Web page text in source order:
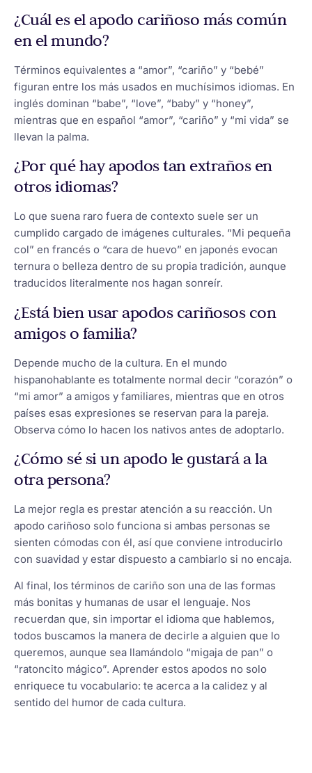
¿Cuál es el apodo cariñoso más común
en el mundo?
Términos equivalentes a “amor”, “cariño” y “bebé”
figuran entre los más usados en muchísimos idiomas. En
inglés dominan “babe”, “love”, “baby” y “honey”,
mientras que en español “amor”, “cariño” y “mi vida” se
llevan la palma.
¿Por qué hay apodos tan extraños en
otros idiomas?
Lo que suena raro fuera de contexto suele ser un
cumplido cargado de imágenes culturales. “Mi pequeña
col” en francés o “cara de huevo” en japonés evocan
ternura o belleza dentro de su propia tradición, aunque
traducidos literalmente nos hagan sonreír.
¿Está bien usar apodos cariñosos con
amigos o familia?
Depende mucho de la cultura. En el mundo
hispanohablante es totalmente normal decir “corazón” o
“mi amor” a amigos y familiares, mientras que en otros
países esas expresiones se reservan para la pareja.
Observa cómo lo hacen los nativos antes de adoptarlo.
¿Cómo sé si un apodo le gustará a la
otra persona?
La mejor regla es prestar atención a su reacción. Un
apodo cariñoso solo funciona si ambas personas se
sienten cómodas con él, así que conviene introducirlo
con suavidad y estar dispuesto a cambiarlo si no encaja.
Al final, los términos de cariño son una de las formas
más bonitas y humanas de usar el lenguaje. Nos
recuerdan que, sin importar el idioma que hablemos,
todos buscamos la manera de decirle a alguien que lo
queremos, aunque sea llamándolo “migaja de pan” o
“ratoncito mágico”. Aprender estos apodos no solo
enriquece tu vocabulario: te acerca a la calidez y al
sentido del humor de cada cultura.